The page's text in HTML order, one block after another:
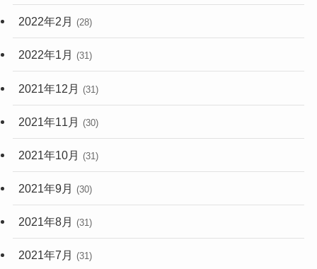
2022年2月 (28)
2022年1月 (31)
2021年12月 (31)
2021年11月 (30)
2021年10月 (31)
2021年9月 (30)
2021年8月 (31)
2021年7月 (31)